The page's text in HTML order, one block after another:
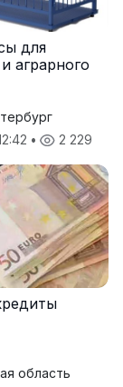
для
аграрного
• 2 229
область